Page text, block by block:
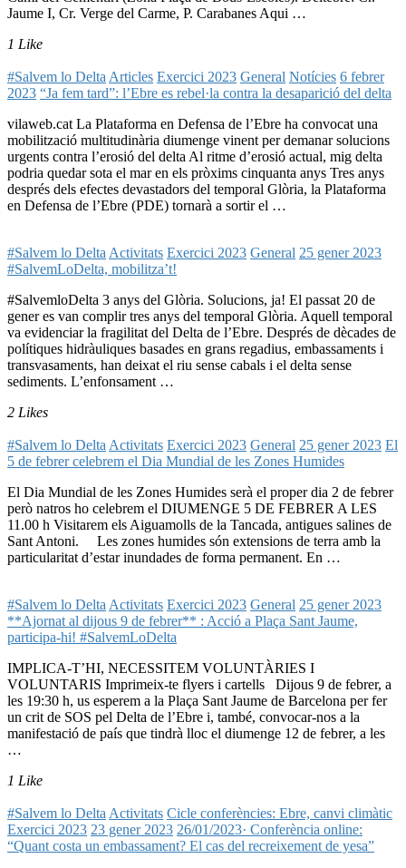
Jaume I, Cr. Verge del Carme, P. Carabanes Aqui …
1 Like
#Salvem lo DeltaArticles Exercici 2023 General Notícies 6 febrer
2023 “Ja fem tard”: l’Ebre es rebel·la contra la desaparició del delta
vilaweb.cat La Plataforma en Defensa de l’Ebre ha convocat una
mobilització multitudinària diumenge vinent per demanar solucions
urgents contra l’erosió del delta Al ritme d’erosió actual, mig delta
podria quedar sota el mar en els pròxims cinquanta anys Tres anys
després dels efectes devastadors del temporal Glòria, la Plataforma
en Defensa de l’Ebre (PDE) tornarà a sortir el …
#Salvem lo DeltaActivitats Exercici 2023 General 25 gener 2023
#SalvemLoDelta, mobilitza’t!
#SalvemloDelta 3 anys del Glòria. Solucions, ja! El passat 20 de
gener es van complir tres anys del temporal Glòria. Aquell temporal
va evidenciar la fragilitat del Delta de l’Ebre. Després de dècades de
polítiques hidràuliques basades en grans regadius, embassaments i
transvasaments, han deixat el riu sense cabals i el delta sense
sediments. L’enfonsament …
2 Likes
#Salvem lo DeltaActivitats Exercici 2023 General 25 gener 2023 El
5 de febrer celebrem el Dia Mundial de les Zones Humides
El Dia Mundial de les Zones Humides serà el proper dia 2 de febrer
però natros ho celebrem el DIUMENGE 5 DE FEBRER A LES
11.00 h Visitarem els Aiguamolls de la Tancada, antigues salines de
Sant Antoni. Les zones humides són extensions de terra amb la
particularitat d’estar inundades de forma permanent. En …
#Salvem lo DeltaActivitats Exercici 2023 General 25 gener 2023
**Ajornat al dijous 9 de febrer** : Acció a Plaça Sant Jaume,
participa-hi! #SalvemLoDelta
IMPLICA-T’HI, NECESSITEM VOLUNTÀRIES I
VOLUNTARIS Imprimeix-te flyers i cartells Dijous 9 de febrer, a
les 19:30 h, us esperem a la Plaça Sant Jaume de Barcelona per fer
un crit de SOS pel Delta de l’Ebre i, també, convocar-nos a la
manifestació de país que tindrà lloc el diumenge 12 de febrer, a les
…
1 Like
#Salvem lo DeltaActivitats Cicle conferències: Ebre, canvi climàtic
Exercici 2023 23 gener 2023 26/01/2023· Conferència online:
“Quant costa un embassament? El cas del recreixement de yesa”